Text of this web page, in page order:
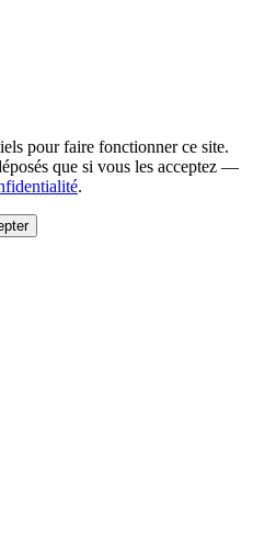
pour faire fonctionner ce site.
que si vous les acceptez —
.